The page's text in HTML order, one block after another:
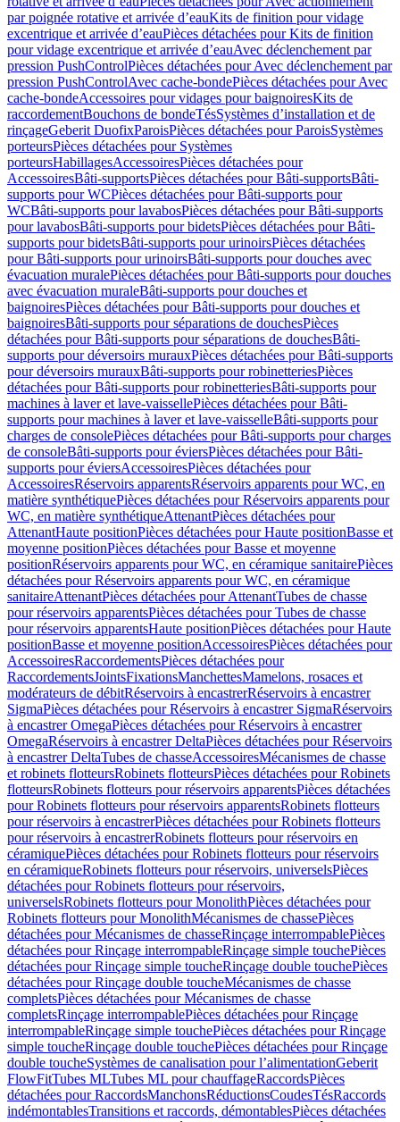
par poignée rotative et arrivée d’eauKits de finition pour vidage
excentrique et arrivée d’eauPièces détachées pour Kits de finition
pour vidage excentrique et arrivée d’eauAvec déclenchement par
pression PushControlPièces détachées pour Avec déclenchement par
pression PushControlAvec cache-bondePièces détachées pour Avec
cache-bondeAccessoires pour vidages pour baignoiresKits de
raccordementBouchons de bondeTésSystèmes d’installation et de
rinçageGeberit DuofixParoisPièces détachées pour ParoisSystèmes
porteursPièces détachées pour Systèmes
porteursHabillagesAccessoiresPièces détachées pour
AccessoiresBâti-supportsPièces détachées pour Bâti-supportsBâti-
supports pour WCPièces détachées pour Bâti-supports pour
WCBâti-supports pour lavabosPièces détachées pour Bâti-supports
pour lavabosBâti-supports pour bidetsPièces détachées pour Bâti-
supports pour bidetsBâti-supports pour urinoirsPièces détachées
pour Bâti-supports pour urinoirsBâti-supports pour douches avec
évacuation muralePièces détachées pour Bâti-supports pour douches
avec évacuation muraleBâti-supports pour douches et
baignoiresPièces détachées pour Bâti-supports pour douches et
baignoiresBâti-supports pour séparations de douchesPièces
détachées pour Bâti-supports pour séparations de douchesBâti-
supports pour déversoirs murauxPièces détachées pour Bâti-supports
pour déversoirs murauxBâti-supports pour robinetteriesPièces
détachées pour Bâti-supports pour robinetteriesBâti-supports pour
machines à laver et lave-vaissellePièces détachées pour Bâti-
supports pour machines à laver et lave-vaisselleBâti-supports pour
charges de consolePièces détachées pour Bâti-supports pour charges
de consoleBâti-supports pour éviersPièces détachées pour Bâti-
supports pour éviersAccessoiresPièces détachées pour
AccessoiresRéservoirs apparentsRéservoirs apparents pour WC, en
matière synthétiquePièces détachées pour Réservoirs apparents pour
WC, en matière synthétiqueAttenantPièces détachées pour
AttenantHaute positionPièces détachées pour Haute positionBasse et
moyenne positionPièces détachées pour Basse et moyenne
positionRéservoirs apparents pour WC, en céramique sanitairePièces
détachées pour Réservoirs apparents pour WC, en céramique
sanitaireAttenantPièces détachées pour AttenantTubes de chasse
pour réservoirs apparentsPièces détachées pour Tubes de chasse
pour réservoirs apparentsHaute positionPièces détachées pour Haute
positionBasse et moyenne positionAccessoiresPièces détachées pour
AccessoiresRaccordementsPièces détachées pour
RaccordementsJointsFixationsManchettesMamelons, rosaces et
modérateurs de débitRéservoirs à encastrerRéservoirs à encastrer
SigmaPièces détachées pour Réservoirs à encastrer SigmaRéservoirs
à encastrer OmegaPièces détachées pour Réservoirs à encastrer
OmegaRéservoirs à encastrer DeltaPièces détachées pour Réservoirs
à encastrer DeltaTubes de chasseAccessoiresMécanismes de chasse
et robinets flotteursRobinets flotteursPièces détachées pour Robinets
flotteursRobinets flotteurs pour réservoirs apparentsPièces détachées
pour Robinets flotteurs pour réservoirs apparentsRobinets flotteurs
pour réservoirs à encastrerPièces détachées pour Robinets flotteurs
pour réservoirs à encastrerRobinets flotteurs pour réservoirs en
céramiquePièces détachées pour Robinets flotteurs pour réservoirs
en céramiqueRobinets flotteurs pour réservoirs, universelsPièces
détachées pour Robinets flotteurs pour réservoirs,
universelsRobinets flotteurs pour MonolithPièces détachées pour
Robinets flotteurs pour MonolithMécanismes de chassePièces
détachées pour Mécanismes de chasseRinçage interrompablePièces
détachées pour Rinçage interrompableRinçage simple touchePièces
détachées pour Rinçage simple toucheRinçage double touchePièces
détachées pour Rinçage double toucheMécanismes de chasse
completsPièces détachées pour Mécanismes de chasse
completsRinçage interrompablePièces détachées pour Rinçage
interrompableRinçage simple touchePièces détachées pour Rinçage
simple toucheRinçage double touchePièces détachées pour Rinçage
double toucheSystèmes de canalisation pour l’alimentationGeberit
FlowFitTubes MLTubes ML pour chauffageRaccordsPièces
détachées pour RaccordsManchonsRéductionsCoudesTésRaccords
indémontablesTransitions et raccords, démontablesPièces détachées